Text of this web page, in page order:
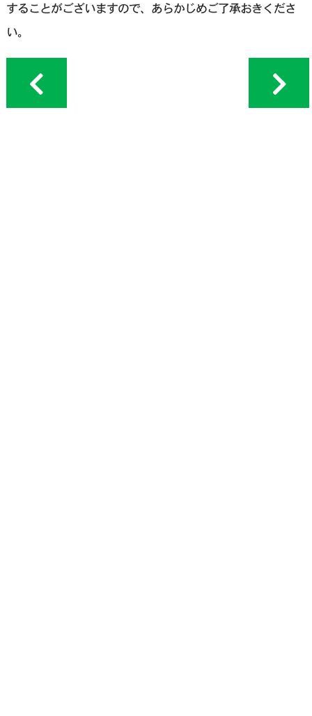
することがございますので、あらかじめご了承おきくださ
い。